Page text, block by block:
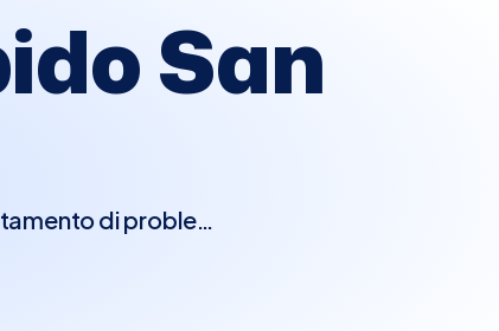
San
di problemi